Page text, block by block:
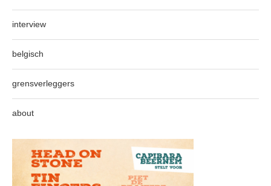
interview
belgisch
grensverleggers
about